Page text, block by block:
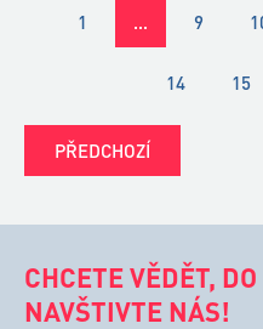
PŘEDCHOZÍ
1 … 9
14 15
CHCETE VĚDĚT,
NAVŠTIVTE NÁS!